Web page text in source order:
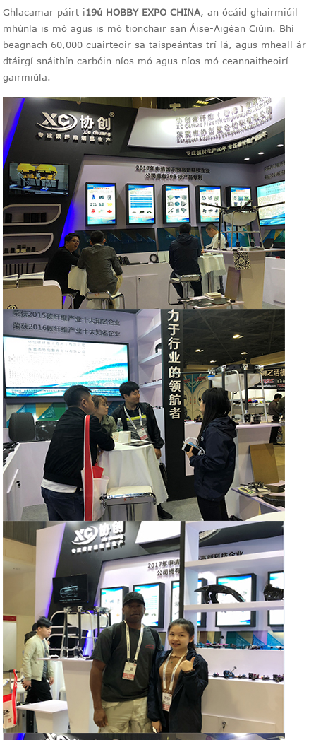
Ghlacamar páirt i19ú HOBBY EXPO CHINA, an ócáid ghairmiúil
mhúnla is mó agus is mó tionchair san Áise-Aigéan Ciúin. Bhí
beagnach 60,000 cuairteoir sa taispeántas trí lá, agus mheall ár
dtáirgí snáithín carbóin níos mó agus níos mó ceannaitheoirí
gairmiúla.